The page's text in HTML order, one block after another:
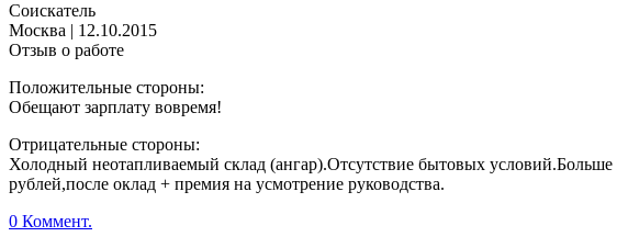
Соискатель
Москва | 12.10.2015
Отзыв о работе
Положительные стороны:
Обещают зарплату вовремя!
Отрицательные стороны:
Холодный неотапливаемый склад (ангар).Отсутствие бытовых
рублей,после оклад + премия на усмотрение руководства.
0 Коммент.